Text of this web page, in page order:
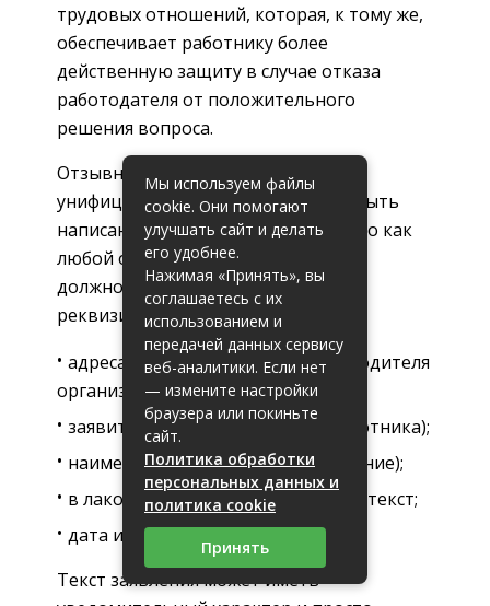
трудовых отношений, которая, к тому же,
обеспечивает работнику более
действенную защиту в случае отказа
работодателя от положительного
решения вопроса.
Отзывное заявление не имеет
унифицированного вида и может быть
написано в произвольной форме, но как
любой официальный документ оно
должно содержать обязательные
реквизиты:
адресат (должность и ФИО руководителя
организации);
заявитель (должность и ФИО работника);
наименование документа (заявление);
в лаконичной форме изложенный текст;
дата и подпись заявителя.
Текст заявления может иметь
Мы используем файлы
cookie. Они помогают
улучшать сайт и делать
его удобнее.
Нажимая «Принять», вы
соглашаетесь с их
использованием и
передачей данных сервису
веб-аналитики. Если нет
— измените настройки
браузера или покиньте
сайт.
Политика обработки
персональных данных и
политика cookie
Принять